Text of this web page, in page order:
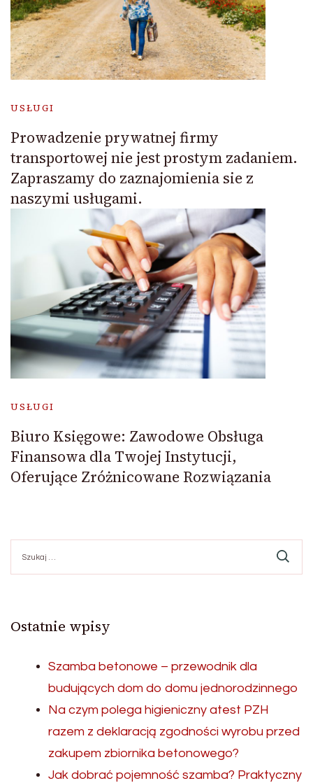
USŁUGI
Prowadzenie prywatnej firmy
transportowej nie jest prostym zadaniem.
Zapraszamy do zaznajomienia sie z
naszymi usługami.
USŁUGI
Biuro Księgowe: Zawodowe Obsługa
Finansowa dla Twojej Instytucji,
Oferujące Zróżnicowane Rozwiązania
Ostatnie wpisy
Szamba betonowe – przewodnik dla
budujących dom do domu jednorodzinnego
Na czym polega higieniczny atest PZH
razem z deklaracją zgodności wyrobu przed
zakupem zbiornika betonowego?
Jak dobrać pojemność szamba? Praktyczny